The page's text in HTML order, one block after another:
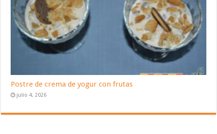
Postre de crema de yogur con frutas
julio 4, 2026